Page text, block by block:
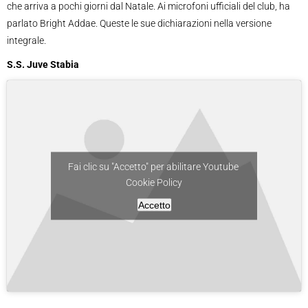
che arriva a pochi giorni dal Natale. Ai microfoni ufficiali del club, ha
parlato Bright Addae. Queste le sue dichiarazioni nella versione
integrale.
S.S. Juve Stabia
Fai clic su "Accetto" per abilitare Youtube
Cookie Policy
Accetto